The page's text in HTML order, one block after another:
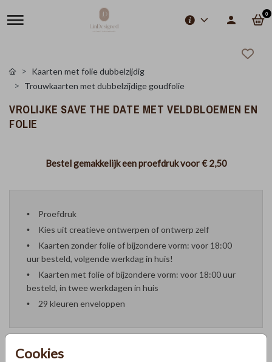
0
Cookies
Kaarten met folie dubbelzijdig
Trouwkaarten met dubbelzijdige goudfolie
VROLIJKE SAVE THE DATE MET VELDBLOEMEN EN
FOLIE
Bestel gemakkelijk een proefdruk voor€ 2,50
Proefdruk
Kies uit creatieve ontwerpen of ontwerp zelf
Kaarten zonder folie of bijzondere vorm: voor 18:00
uur besteld, volgende werkdag in huis!
Kaarten met folie of bijzondere vorm: voor 18:00 uur
besteld, in twee werkdagen in huis
29 kleuren enveloppen